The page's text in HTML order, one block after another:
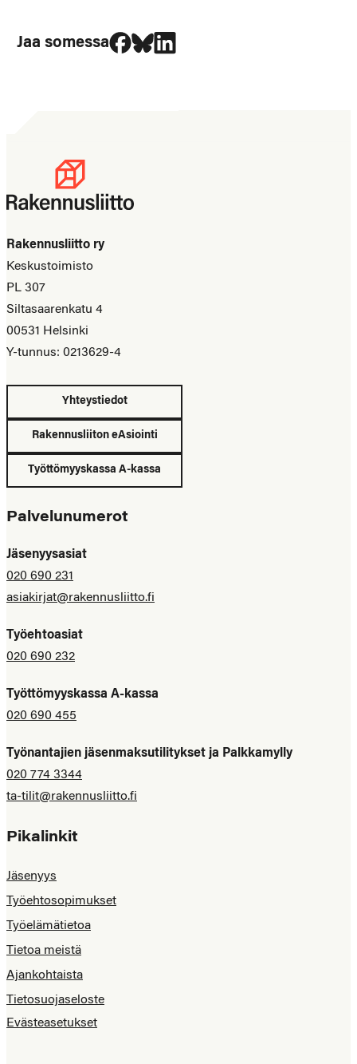
Jaa somessa
Jaa Facebookissa
Jaa Blueskyssa
Jaa LinkedIn:ssä
Rakennusliitto ry
Keskustoimisto
PL 307
Siltasaarenkatu 4
00531 Helsinki
Y-tunnus: 0213629-4
Yhteystiedot
Rakennusliiton eAsiointi
Työttömyyskassa A-kassa
Palvelunumerot
Jäsenyysasiat
020 690 231
asiakirjat@rakennusliitto.fi
Työehtoasiat
020 690 232
Työttömyyskassa A-kassa
020 690 455
Työnantajien jäsenmaksutilitykset ja Palkkamylly
020 774 3344
ta-tilit@rakennusliitto.fi
Pikalinkit
Jäsenyys
Työehtosopimukset
Työelämätietoa
Tietoa meistä
Ajankohtaista
Tietosuojaseloste
Evästeasetukset